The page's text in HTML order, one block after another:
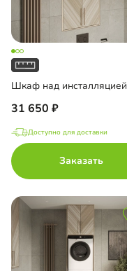
31 650
Доступно для доставки
Заказать